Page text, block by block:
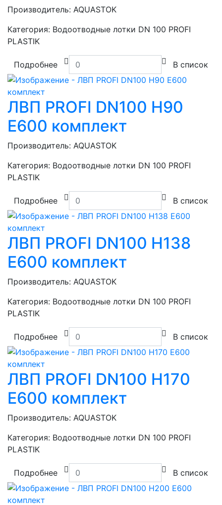
Производитель: AQUASTOK
Категория: Водоотводные лотки DN 100 PROFI
PLASTIK
Подробнее В список
ЛВП PROFI DN100 H90
E600 комплект
Производитель: AQUASTOK
Категория: Водоотводные лотки DN 100 PROFI
PLASTIK
Подробнее В список
ЛВП PROFI DN100 H138
E600 комплект
Производитель: AQUASTOK
Категория: Водоотводные лотки DN 100 PROFI
PLASTIK
Подробнее В список
ЛВП PROFI DN100 H170
E600 комплект
Производитель: AQUASTOK
Категория: Водоотводные лотки DN 100 PROFI
PLASTIK
Подробнее В список